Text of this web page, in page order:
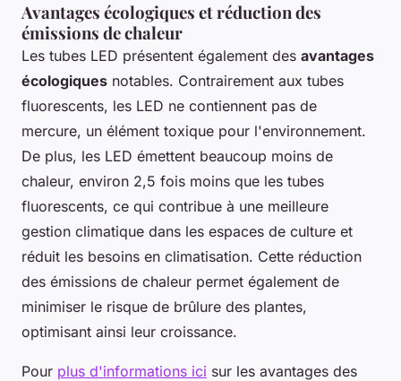
Avantages écologiques et réduction des
émissions de chaleur
Les tubes LED présentent également des avantages
écologiques notables. Contrairement aux tubes
fluorescents, les LED ne contiennent pas de
mercure, un élément toxique pour l'environnement.
De plus, les LED émettent beaucoup moins de
chaleur, environ 2,5 fois moins que les tubes
fluorescents, ce qui contribue à une meilleure
gestion climatique dans les espaces de culture et
réduit les besoins en climatisation. Cette réduction
des émissions de chaleur permet également de
minimiser le risque de brûlure des plantes,
optimisant ainsi leur croissance.
Pour plus d'informations ici sur les avantages des